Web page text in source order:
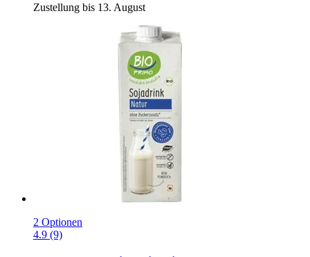
Zustellung bis 13. August
2 Optionen
4.9 (9)